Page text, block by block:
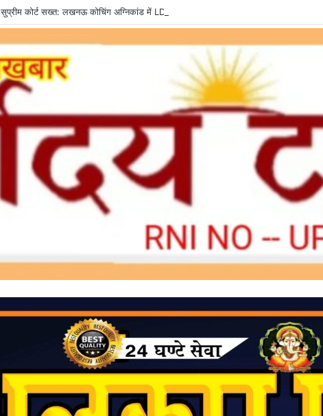
सुप्रीम कोर्ट सख्त: लखनऊ कोचिंग अग्निकांड में LDA उपाध्यक्ष तलब, SIT से मांगी सीलबंद रिपोर्ट